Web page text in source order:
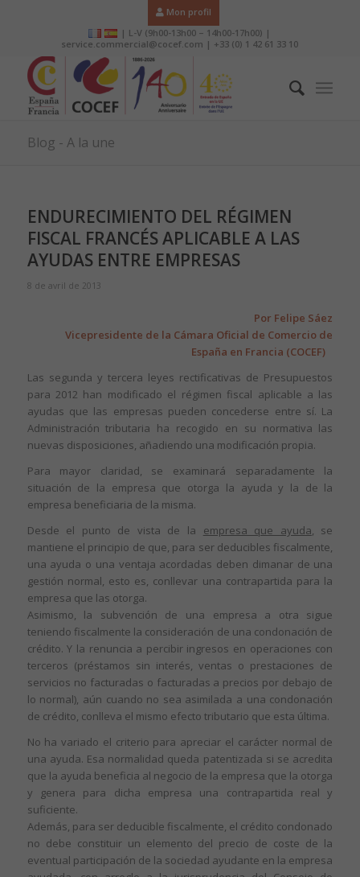
Mon profil
| L-V (9h00-13h00 – 14h00-17h00) |
service.commercial@cocef.com | +33 (0) 1 42 61 33 10
Blog - A la une
ENDURECIMIENTO DEL RÉGIMEN
FISCAL FRANCÉS APLICABLE A LAS
AYUDAS ENTRE EMPRESAS
8 de avril de 2013
Por Felipe Sáez
Vicepresidente de la Cámara Oficial de Comercio de
España en Francia (COCEF)
Las segunda y tercera leyes rectificativas de Presupuestos
para 2012 han modificado el régimen fiscal aplicable a las
ayudas que las empresas pueden concederse entre sí. La
Administración tributaria ha recogido en su normativa las
nuevas disposiciones, añadiendo una modificación propia.
Para mayor claridad, se examinará separadamente la
situación de la empresa que otorga la ayuda y la de la
empresa beneficiaria de la misma.
Desde el punto de vista de la empresa que ayuda, se
mantiene el principio de que, para ser deducibles fiscalmente,
una ayuda o una ventaja acordadas deben dimanar de una
gestión normal, esto es, conllevar una contrapartida para la
empresa que las otorga.
Asimismo, la subvención de una empresa a otra sigue
teniendo fiscalmente la consideración de una condonación de
crédito. Y la renuncia a percibir ingresos en operaciones con
terceros (préstamos sin interés, ventas o prestaciones de
servicios no facturadas o facturadas a precios por debajo de
lo normal), aún cuando no sea asimilada a una condonación
de crédito, conlleva el mismo efecto tributario que esta última.
No ha variado el criterio para apreciar el carácter normal de
una ayuda. Esa normalidad queda patentizada si se acredita
que la ayuda beneficia al negocio de la empresa que la otorga
y genera para dicha empresa una contrapartida real y
suficiente.
Además, para ser deducible fiscalmente, el crédito condonado
no debe constituir un elemento del precio de coste de la
eventual participación de la sociedad ayudante en la empresa